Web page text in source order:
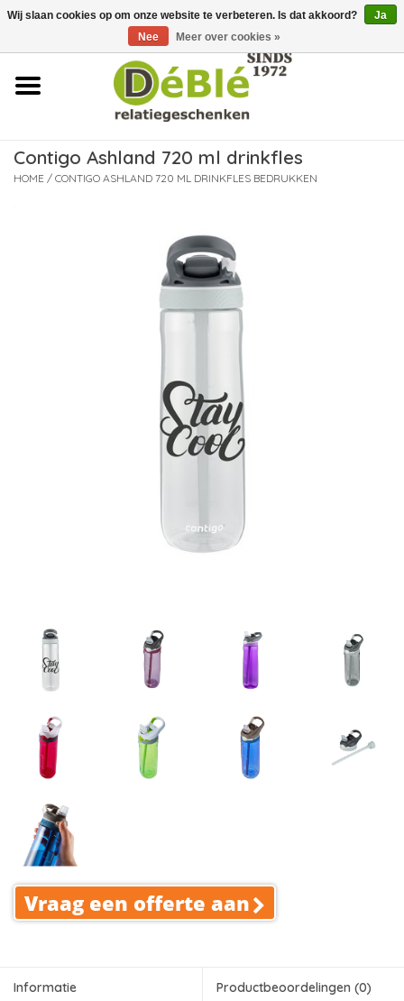
Over ons
Contact
Nieuws
Contigo Ashland 720 ml drinkfles
HOME / CONTIGO ASHLAND 720 ML DRINKFLES BEDRUKKEN
Vraag een offerte aan
Informatie Productbeoordelingen (0)
Wij slaan cookies op om onze website te verbeteren. Is dat akkoord?
Ja
Nee
Meer over cookies »